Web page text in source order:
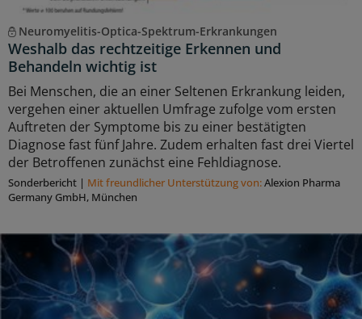
Neuromyelitis-Optica-Spektrum-Erkrankungen
Weshalb das rechtzeitige Erkennen und
Behandeln wichtig ist
Bei Menschen, die an einer Seltenen Erkrankung leiden,
vergehen einer aktuellen Umfrage zufolge vom ersten
Auftreten der Symptome bis zu einer bestätigten
Diagnose fast fünf Jahre. Zudem erhalten fast drei Viertel
der Betroffenen zunächst eine Fehldiagnose.
Sonderbericht | Mit freundlicher Unterstützung von:Alexion Pharma
Germany GmbH, München